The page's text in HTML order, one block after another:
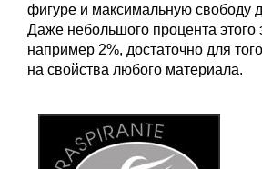
фигуре и максимальную свободу
Даже небольшого процента этого
например 2%, достаточно для
на свойства любого материала.